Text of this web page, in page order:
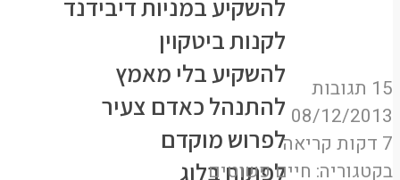
להשקיע במניות דיבידנד
לקנות ביטקוין
להשקיע בלי מאמץ
להתנהל כאדם צעיר
לפרוש מוקדם
לפתוח בלוג
15 תגובות
08/12/2013
7 דקות קריאה
בקטגוריה: חיים פשוטים